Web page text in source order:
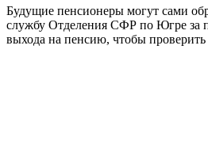
Будущие пенсионеры могут сами
службу Отделения СФР по Югре за
выхода на пенсию, чтобы проверить